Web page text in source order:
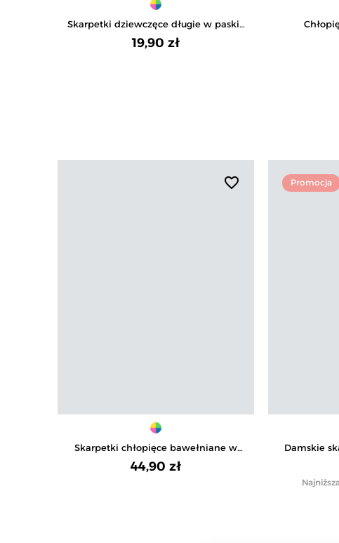
Skarpetki dziewczęce długie w paski i
kotki 3-pak
19,90 zł
favorite_border
Skarpetki chłopięce bawełniane w
zabawne wzory 6-pak
44,90 zł
Promocja
Damskie